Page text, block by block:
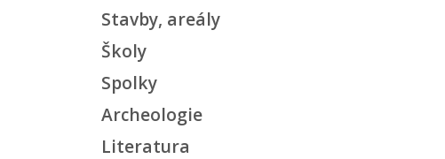
Stavby, areály
Školy
Spolky
Archeologie
Literatura